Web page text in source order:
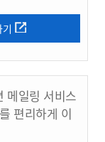
메일링 서비스
편리하게 이